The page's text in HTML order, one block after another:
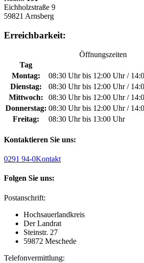
Eichholzstraße 9
59821 Arnsberg
Erreichbarkeit:
Öffnungszeiten
Tag
Montag:
08:30 Uhr bis 12:00 Uhr /
Dienstag:
08:30 Uhr bis 12:00 Uhr /
Mittwoch:
08:30 Uhr bis 12:00 Uhr /
Donnerstag: 08:30 Uhr bis 12:00 Uhr /
Freitag:
08:30 Uhr bis 13:00 Uhr
Kontaktieren Sie uns:
0291 94-0Kontakt
Folgen Sie uns:
Postanschrift:
Hochsauerlandkreis
Der Landrat
Steinstr. 27
59872 Meschede
Telefonvermittlung: